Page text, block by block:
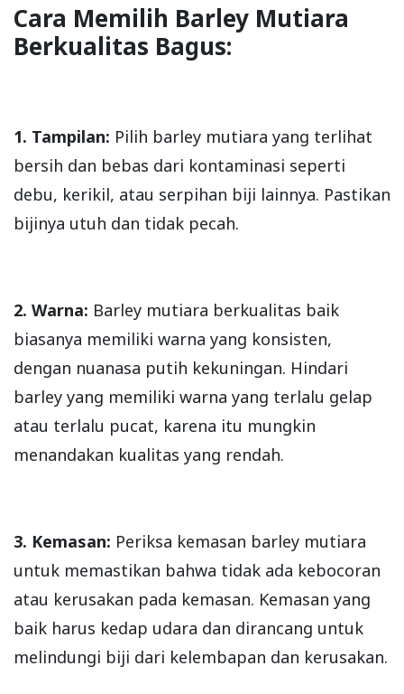
Cara Memilih Barley Mutiara
Berkualitas Bagus:
1. Tampilan: Pilih barley mutiara yang terlihat
bersih dan bebas dari kontaminasi seperti
debu, kerikil, atau serpihan biji lainnya. Pastikan
bijinya utuh dan tidak pecah.
2. Warna: Barley mutiara berkualitas baik
biasanya memiliki warna yang konsisten,
dengan nuanasa putih kekuningan. Hindari
barley yang memiliki warna yang terlalu gelap
atau terlalu pucat, karena itu mungkin
menandakan kualitas yang rendah.
3. Kemasan: Periksa kemasan barley mutiara
untuk memastikan bahwa tidak ada kebocoran
atau kerusakan pada kemasan. Kemasan yang
baik harus kedap udara dan dirancang untuk
melindungi biji dari kelembapan dan kerusakan.